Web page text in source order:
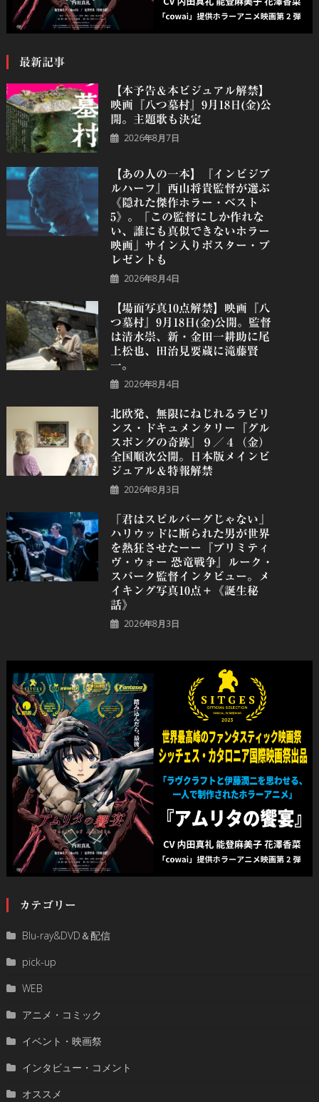
最新記事
【本予告＆本ビジュアル解禁】
映画『八つ墓村』9月18日(金)公
開。主題歌も決定
2026年8月7日
【あの人の一本】『インビジブ
ルハーフ』⻄⼭将貴監督が選ぶ
《隠れた傑作ホラー・ベスト
5》。「この監督にしか作れな
い、誰にも真似できないホラー
映画」サイン入りポスター・プ
レゼントも
2026年8月4日
【場面写真10点解禁】映画『八
つ墓村』9月18日(金)公開。監督
は清水崇、新・金田一耕助に尾
上松也、田治見要蔵に滝藤賢
一。
2026年8月4日
北欧発、無限にねじれるラビリ
ンス・ドキュメンタリー『グル
スポングの奇跡』９／４（金）
全国順次公開。日本版メインビ
ジュアル＆特報解禁
2026年8月3日
「君はスピルバーグじゃない」
ハリウッドに断られた男が世界
を熱狂させたーー『プリミティ
ヴ・ウォー 恐⻯戦争』ルーク・
スパーク監督インタビュー。メ
イキング写真10点＋《誕⽣秘
話》
2026年8月3日
カテゴリー
Blu-ray&DVD＆配信
pick-up
WEB
アニメ・コミック
イベント・映画祭
インタビュー・コメント
オススメ